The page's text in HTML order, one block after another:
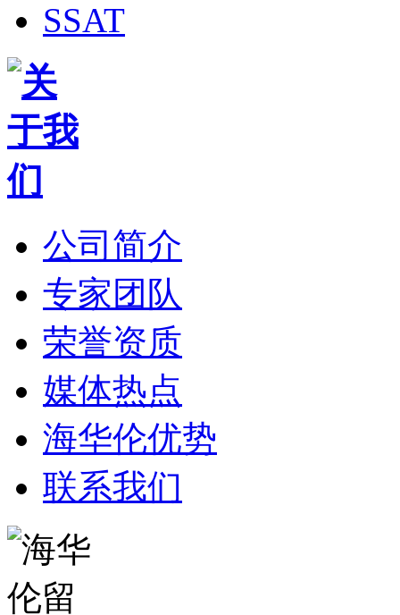
SSAT
公司简介
专家团队
荣誉资质
媒体热点
海华伦优势
联系我们